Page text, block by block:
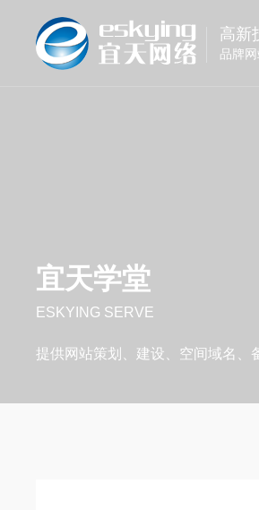
高新
品牌
宜天学堂
ESKYING SERVE
提供网站策划、建设、空间域名、